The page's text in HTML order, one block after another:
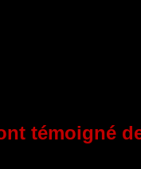
témoigné